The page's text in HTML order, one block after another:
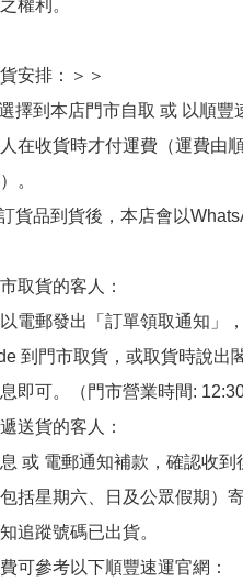
權利。
安排：＞＞
擇到本店門市自取 或 以順豐
在收貨時才付運費（運費由
。
貨品到貨後，本店會以
取貨的客人：
電郵發出「訂單領取通知」
到門市取貨，或取貨時說出
即可。（門市營業時間:
送貨的客人：
或 電郵通知補款，確認收
括星期六、日及公眾假期）
追蹤號碼已出貨。
可參考以下順豐速運官網：